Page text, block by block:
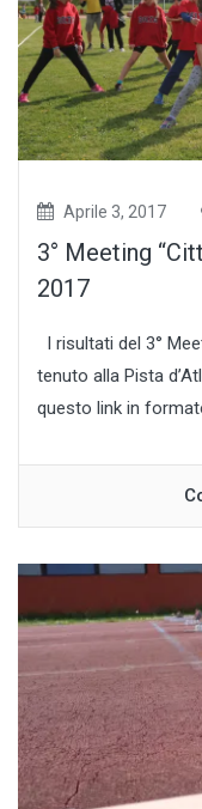
Aprile 3, 2017
3° Meeting
2017
I risultati del 3°
tenuto alla Pista
questo link in